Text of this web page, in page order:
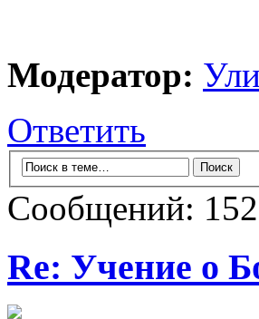
Модератор:
Ответить
Сообщений: 152
Re: Учение о